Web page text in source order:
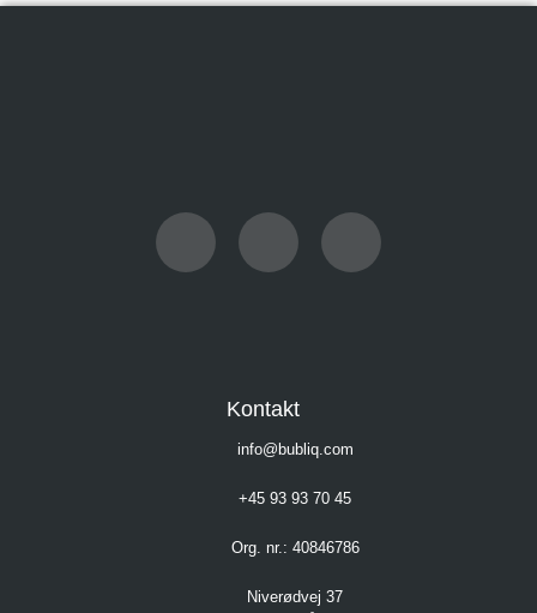
Kontakt
info@bubliq.com
+45 93 93 70 45
Org. nr.: 40846786
Niverødvej 37